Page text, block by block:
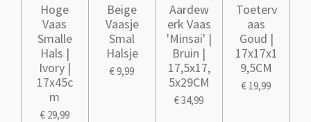
Hoge
Vaas
Smalle
Hals |
Ivory |
17x45c
m
€ 29,99
Beige
Vaasje
Smal
Halsje
€ 9,99
Aardew
erk Vaas
'Minsai' |
Bruin |
17,5x17,
5x29CM
€ 34,99
Toeterv
aas
Goud |
17x17x1
9,5CM
€ 19,99